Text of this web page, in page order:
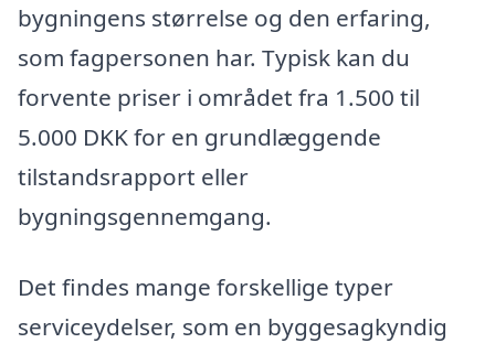
bygningens størrelse og den erfaring,
som fagpersonen har. Typisk kan du
forvente priser i området fra 1.500 til
5.000 DKK for en grundlæggende
tilstandsrapport eller
bygningsgennemgang.
Det findes mange forskellige typer
serviceydelser, som en byggesagkyndig